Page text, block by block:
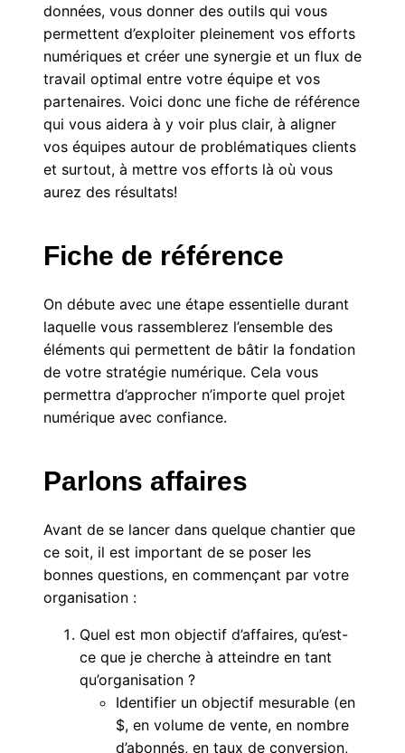
données, vous donner des outils qui vous
permettent d’exploiter pleinement vos efforts
numériques et créer une synergie et un flux de
travail optimal entre votre équipe et vos
partenaires. Voici donc une fiche de référence
qui vous aidera à y voir plus clair, à aligner
vos équipes autour de problématiques clients
et surtout, à mettre vos efforts là où vous
aurez des résultats!
Fiche de référence
On débute avec une étape essentielle durant
laquelle vous rassemblerez l’ensemble des
éléments qui permettent de bâtir la fondation
de votre stratégie numérique. Cela vous
permettra d’approcher n’importe quel projet
numérique avec confiance.
Parlons affaires
Avant de se lancer dans quelque chantier que
ce soit, il est important de se poser les
bonnes questions, en commençant par votre
organisation :
Quel est mon objectif d’affaires, qu’est-
ce que je cherche à atteindre en tant
qu’organisation ?
Identifier un objectif mesurable (en
$, en volume de vente, en nombre
d’abonnés, en taux de conversion,